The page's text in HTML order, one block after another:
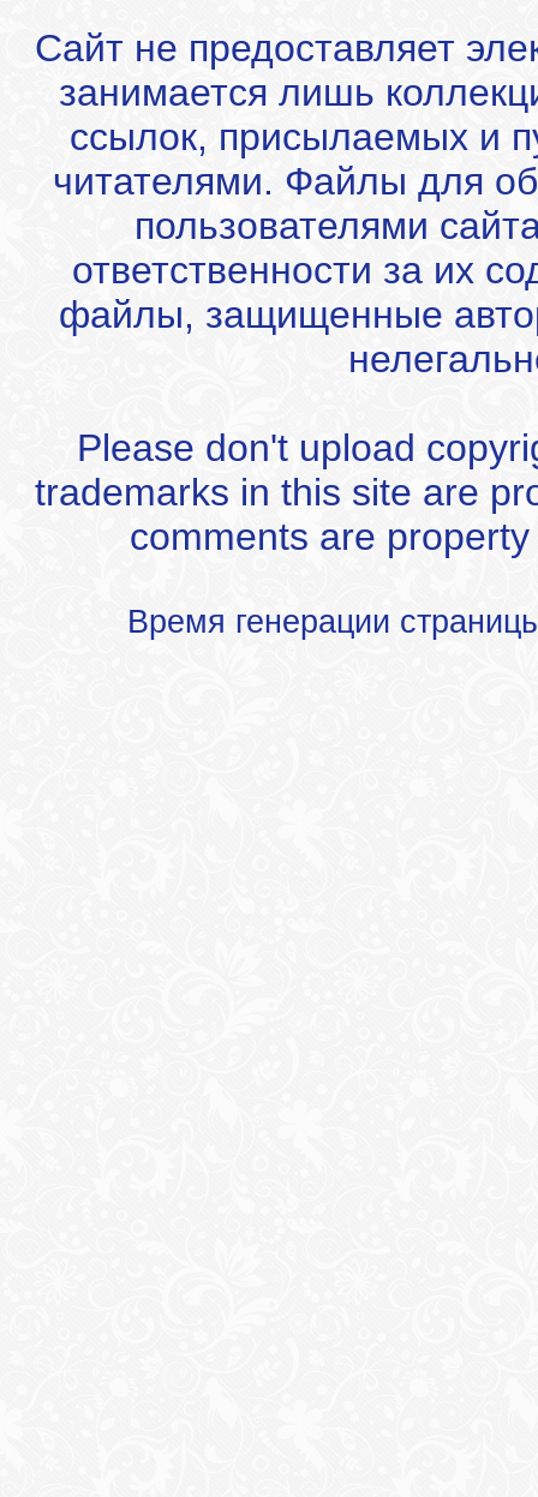
Сайт не предоставляет
занимается лишь
ссылок, присылаемых и
читателями. Файлы для
пользователями
ответственности за их
файлы, защищенные
Please don't upload
trademarks in this site are
comments are
Время генерации